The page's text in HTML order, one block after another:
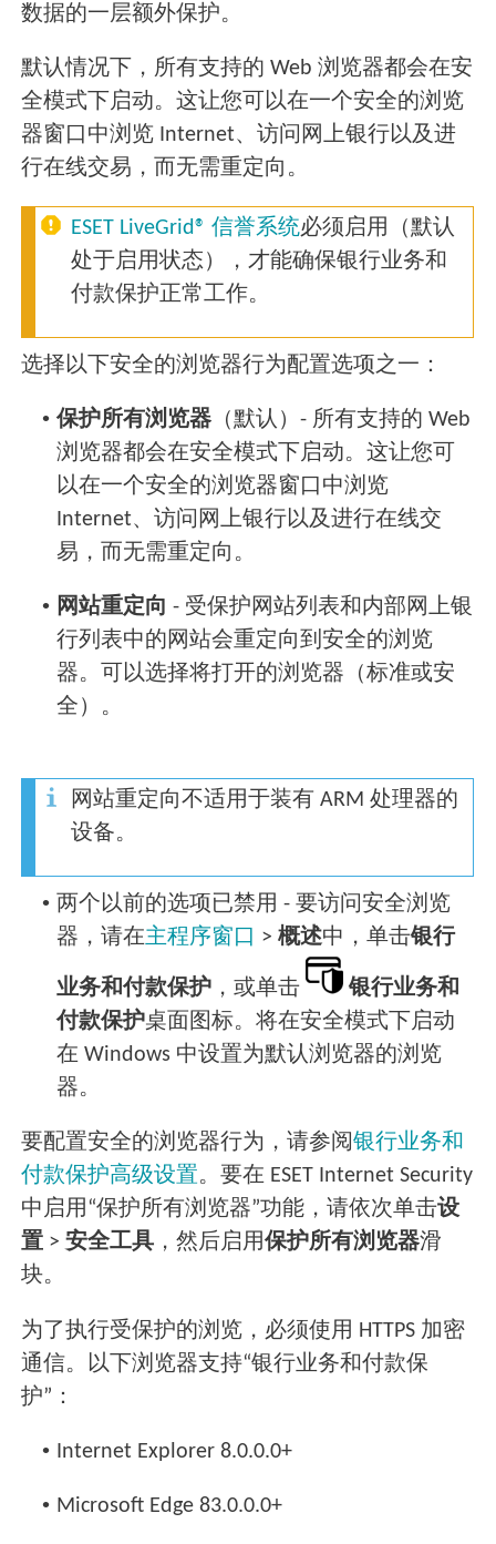
数据的一层额外保护。
默认情况下，所有支持的 Web 浏览器都会在安
全模式下启动。这让您可以在一个安全的浏览
器窗口中浏览 Internet、访问网上银行以及进
行在线交易，而无需重定向。
ESET LiveGrid® 信誉系统必须启用（默认
处于启用状态），才能确保银行业务和
付款保护正常工作。
选择以下安全的浏览器行为配置选项之一：
• 保护所有浏览器 （默认）- 所有支持的 Web
浏览器都会在安全模式下启动。这让您可
以在一个安全的浏览器窗口中浏览
Internet、访问网上银行以及进行在线交
易，而无需重定向。
• 网站重定向 - 受保护网站列表和内部网上银
行列表中的网站会重定向到安全的浏览
器。可以选择将打开的浏览器（标准或安
全）。
网站重定向不适用于装有 ARM 处理器的
设备。
• 两个以前的选项已禁用 - 要访问安全浏览
器，请在主程序窗口 >概述中，单击银行
业务和付款保护 ，或单击
银行业务和
付款保护桌面图标。将在安全模式下启动
在 Windows 中设置为默认浏览器的浏览
器。
要配置安全的浏览器行为，请参阅银行业务和
付款保护高级设置。要在 ESET Internet Security
中启用“保护所有浏览器”功能，请依次单击设
置 >安全工具 ，然后启用保护所有浏览器滑
块。
为了执行受保护的浏览，必须使用 HTTPS 加密
通信。以下浏览器支持“银行业务和付款保
护”：
• Internet Explorer 8.0.0.0+
• Microsoft Edge 83.0.0.0+